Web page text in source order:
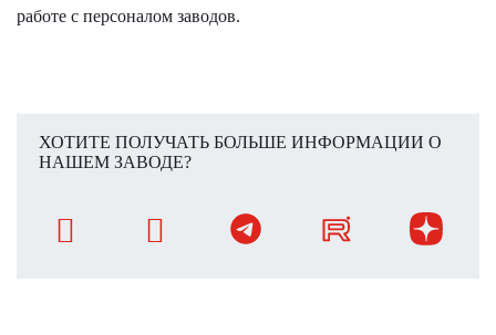
работе с персоналом заводов.
ХОТИТЕ ПОЛУЧАТЬ БОЛЬШЕ ИНФОРМАЦИИ О
НАШЕМ ЗАВОДЕ?